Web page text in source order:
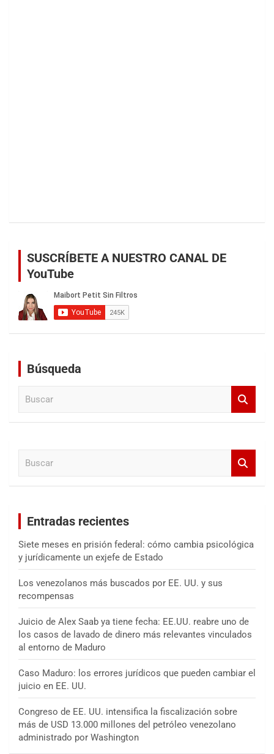
SUSCRÍBETE A NUESTRO CANAL DE
YouTube
Búsqueda
Entradas recientes
Siete meses en prisión federal: cómo cambia psicológica
y jurídicamente un exjefe de Estado
Los venezolanos más buscados por EE. UU. y sus
recompensas
Juicio de Alex Saab ya tiene fecha: EE.UU. reabre uno de
los casos de lavado de dinero más relevantes vinculados
al entorno de Maduro
Caso Maduro: los errores jurídicos que pueden cambiar el
juicio en EE. UU.
Congreso de EE. UU. intensifica la fiscalización sobre
más de USD 13.000 millones del petróleo venezolano
administrado por Washington